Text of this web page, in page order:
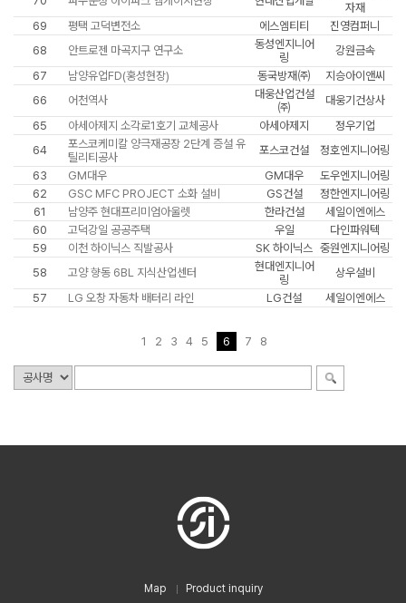
자재
69
평택 고덕변전소 에스엠티티
진영컴퍼니
68
안트로젠 마곡지구 연구소
동성엔지니어
링
강원금속
67
남양유업FD(홍성현장) 동국방재㈜
지승아이앤씨
66
어천역사
대웅산업건설
㈜
대웅기건상사
65
아세아제지 소각로1호기 교체공사 아세아제지
정우기업
64
포스코케미칼 양극재공장 2단계 증설 유
틸리티공사
포스코건설
정호엔지니어링
63
GM대우 GM대우
도우엔지니어링
62
GSC MFC PROJECT 소화 설비 GS건설
정한엔지니어링
61
남양주 현대프리미엄아울렛 한라건설
세일이엔에스
60
고덕강일 공공주택 우일
다인파워텍
59
이천 하이닉스 직발공사 SK 하이닉스 중원엔지니어링
58
고양 향동 6BL 지식산업센터
현대엔지니어
링
상우설비
57
LG 오창 자동차 배터리 라인 LG건설 세일이엔에스
1 2 3 4 5 6 7 8
Map Product inquiry